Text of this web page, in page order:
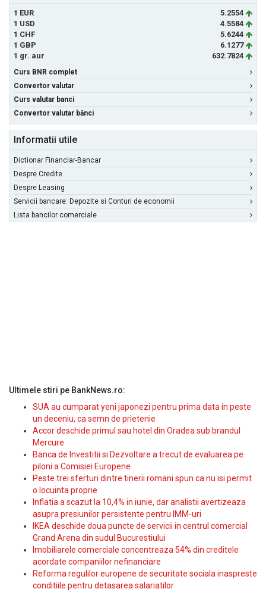
1 EUR
5.2554
1 USD
4.5584
1 CHF
5.6244
1 GBP
6.1277
1 gr. aur
632.7824
Curs BNR complet
Convertor valutar
Curs valutar banci
Convertor valutar bănci
Informatii utile
Dictionar Financiar-Bancar
Despre Credite
Despre Leasing
Servicii bancare: Depozite si Conturi de economii
Lista bancilor comerciale
Ultimele stiri pe BankNews.ro:
SUA au cumparat yeni japonezi pentru prima data in peste
un deceniu, ca semn de prietenie
Accor deschide primul sau hotel din Oradea sub brandul
Mercure
Banca de Investitii si Dezvoltare a trecut de evaluarea pe
piloni a Comisiei Europene
Peste trei sferturi dintre tinerii romani spun ca nu isi permit
o locuinta proprie
Inflatia a scazut la 10,4% in iunie, dar analistii avertizeaza
asupra presiunilor persistente pentru IMM-uri
IKEA deschide doua puncte de servicii in centrul comercial
Grand Arena din sudul Bucurestiului
Imobiliarele comerciale concentreaza 54% din creditele
acordate companiilor nefinanciare
Reforma regulilor europene de securitate sociala inaspreste
conditiile pentru detasarea salariatilor